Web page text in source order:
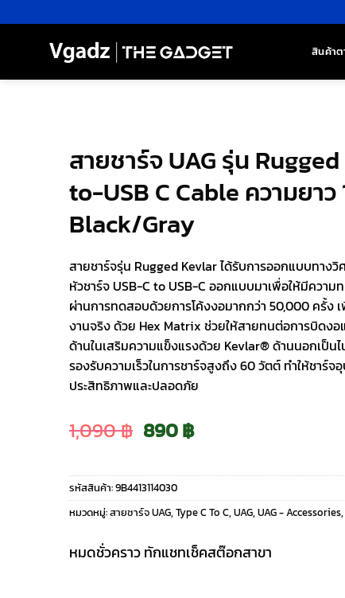
ไป
สินค้า
สายชาร์จ UAG รุ่น
to-USB C Cable ความยาว
Black/Gray
สายชาร์จรุ่น Rugged Kevlar ได้รับการออกแบบทาง
หัวชาร์จ USB-C to USB-C ออกแบบมาเพื่อให้มีความ
ผ่านการทดสอบด้วยการโค้งงอมากกว่า 50,000 ครั้ง
งานจริง ด้วย Hex Matrix ช่วยให้สายทนต่อการบิดง
ด้านในเสริมความแข็งแรงด้วย Kevlar® ด้านนอกเป็
รองรับความเร็วในการชาร์จสูงถึง 60 วัตต์ ทำให้ชาร์จ
ประสิทธิภาพและปลอดภัย
1,090฿ Original
price
was:
1,090 ฿.
890฿Current
price
is:
890 ฿.
รหัสสินค้า:9B4413114030
หมวดหมู่:สายชาร์จ UAG, Type C To C, UAG, UAG - Accessories,
หมดชั่วคราว ทักแชทเช็คสต๊อกสาขา